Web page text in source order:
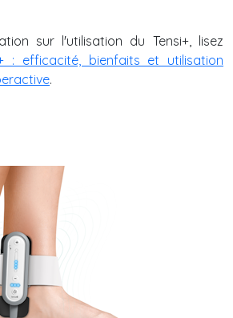
sur l'utilisation du Tensi+, lisez
: efficacité, bienfaits et utilisation
.